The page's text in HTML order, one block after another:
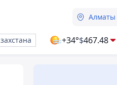
Алматы
+34°$467.48